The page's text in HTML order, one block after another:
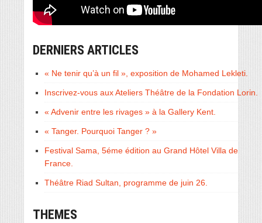
DERNIERS ARTICLES
« Ne tenir qu’à un fil », exposition de Mohamed Lekleti.
Inscrivez-vous aux Ateliers Théâtre de la Fondation Lorin.
« Advenir entre les rivages » à la Gallery Kent.
« Tanger. Pourquoi Tanger ? »
Festival Sama, 5éme édition au Grand Hôtel Villa de
France.
Théâtre Riad Sultan, programme de juin 26.
THEMES